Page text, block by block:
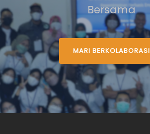
Bersama
MARI BERKOLABORASI